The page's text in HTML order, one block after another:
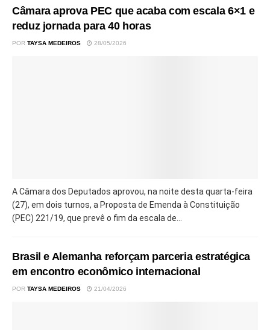
Câmara aprova PEC que acaba com escala 6×1 e
reduz jornada para 40 horas
POR TAYSA MEDEIROS 28/05/2026
A Câmara dos Deputados aprovou, na noite desta quarta-feira
(27), em dois turnos, a Proposta de Emenda à Constituição
(PEC) 221/19, que prevê o fim da escala de...
Brasil e Alemanha reforçam parceria estratégica
em encontro econômico internacional
POR TAYSA MEDEIROS 21/04/2026